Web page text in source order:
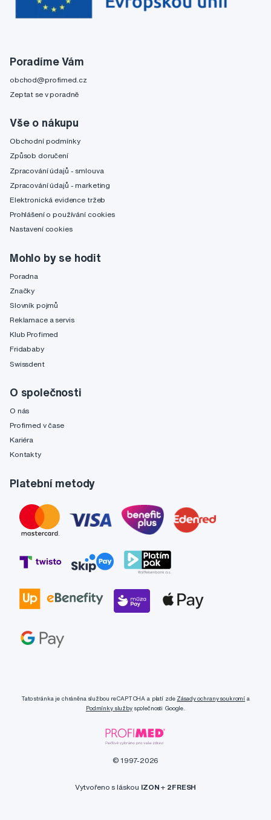
Poradíme Vám
obchod@profimed.cz
Zeptat se v poradně
Vše o nákupu
Obchodní podmínky
Způsob doručení
Zpracování údajů - smlouva
Zpracování údajů - marketing
Elektronická evidence tržeb
Prohlášení o používání cookies
Nastavení cookies
Mohlo by se hodit
Poradna
Značky
Slovník pojmů
Reklamace a servis
Klub Profimed
Fridababy
Swissdent
O společnosti
O nás
Profimed v čase
Kariéra
Kontakty
Platební metody
Tato stránka je chráněna službou reCAPTCHA a platí zde Zásady ochrany soukromí a
Podmínky službyspolečnosti Google.
© 1997-2026
Vytvořeno s láskou IZON + 2FRESH